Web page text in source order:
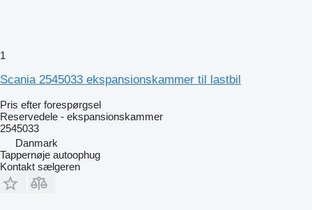
1
Scania 2545033 ekspansionskammer til lastbil
Pris efter forespørgsel
Reservedele - ekspansionskammer
2545033
Danmark
Tappernøje autoophug
Kontakt sælgeren